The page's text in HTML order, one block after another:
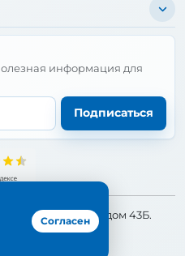
Согласен
информация для
Подписаться
Бухарестская, дом 43Б.
защищены.